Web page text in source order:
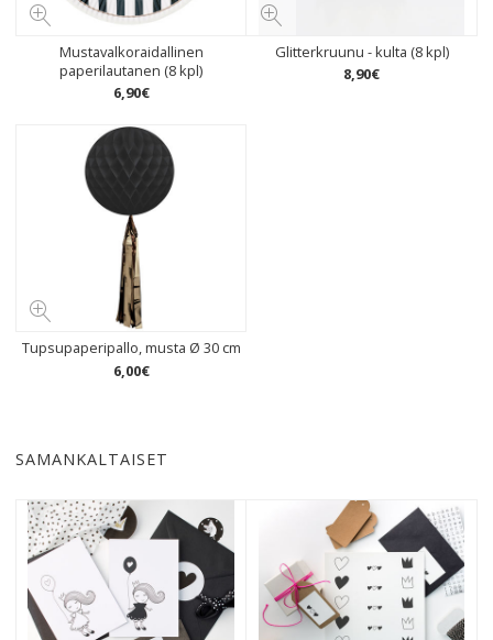
Mustavalkoraidallinen
paperilautanen (8 kpl)
6,90€
Glitterkruunu - kulta (8 kpl)
8,90€
Tupsupaperipallo, musta Ø 30 cm
6,00€
SAMANKALTAISET